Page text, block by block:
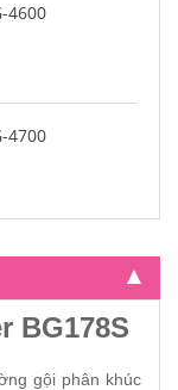
4600
4700
4800
BG178S
gội phân khúc